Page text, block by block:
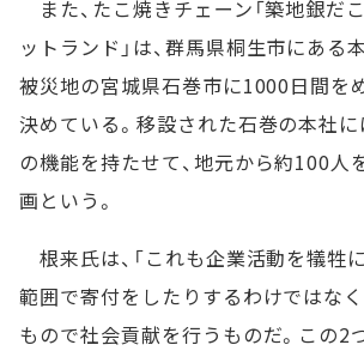
また、たこ焼きチェーン「築地銀だ
ットランド」は、群馬県桐生市にある
被災地の宮城県石巻市に1000日間を
決めている。移設された石巻の本社に
の機能を持たせて、地元から約100人
画という。
根来氏は、「これも企業活動を犠牲
範囲で寄付をしたりするわけではな
もので社会貢献を行うものだ。この2